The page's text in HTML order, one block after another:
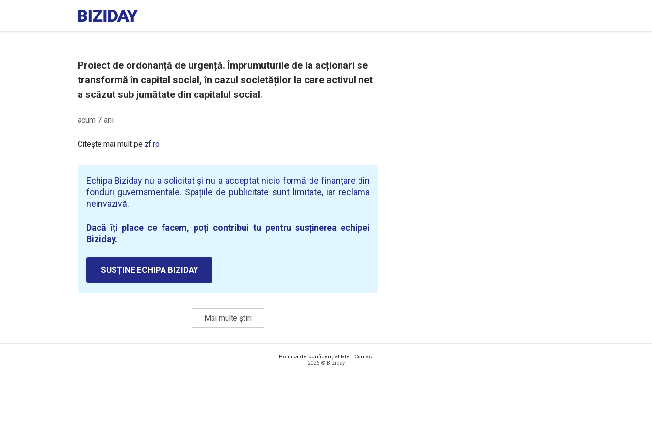
Proiect de ordonanță de urgență. Împrumuturile de la acționari se
transformă în capital social, în cazul societăților la care activul net
a scăzut sub jumătate din capitalul social.
acum 7 ani
Citește mai mult pe zf.ro
Echipa Biziday nu a solicitat și nu a acceptat nicio formă de finanțare din
fonduri guvernamentale. Spațiile de publicitate sunt limitate, iar reclama
neinvazivă.
Dacă îți place ce facem, poți contribui tu pentru susținerea echipei
Biziday.
SUSȚINE ECHIPA BIZIDAY
Mai multe știri
Politica de confidențialitate · Contact
2026 © Biziday